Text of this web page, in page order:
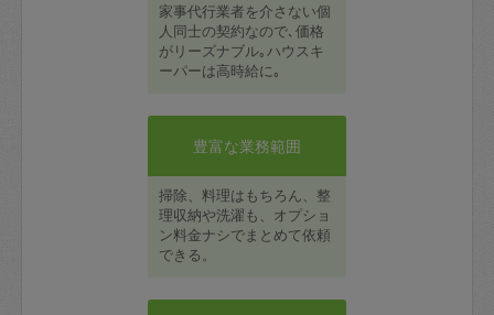
家事代行業者を介さない個
人同士の契約なので､価格
がリーズナブル｡ハウスキ
ーパーは高時給に｡
豊富な業務範囲
掃除、料理はもちろん、整
理収納や洗濯も、オプショ
ン料金ナシでまとめて依頼
できる。